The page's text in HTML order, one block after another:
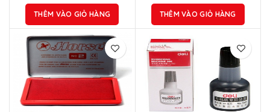
THÊM VÀO GIỎ HÀNG THÊM VÀO GIỎ HÀNG